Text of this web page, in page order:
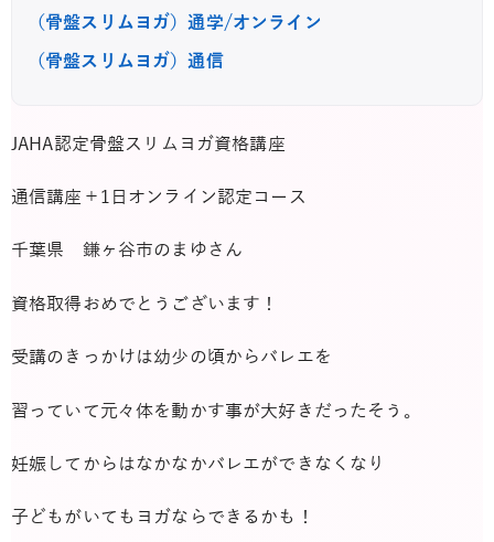
（骨盤スリムヨガ）通学/オンライン
（骨盤スリムヨガ）通信
JAHA認定骨盤スリムヨガ資格講座
通信講座＋1日オンライン認定コース
千葉県 鎌ヶ谷市のまゆさん
資格取得おめでとうございます！
受講のきっかけは幼少の頃からバレエを
習っていて元々体を動かす事が大好きだったそう。
妊娠してからはなかなかバレエができなくなり
子どもがいてもヨガならできるかも！